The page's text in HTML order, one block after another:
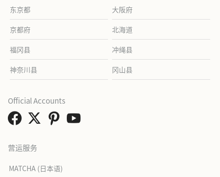
东京都 大阪府
京都府 北海道
福冈县 冲绳县
神奈川县 冈山县
营运服务
MATCHA (日本语)
Official Accounts